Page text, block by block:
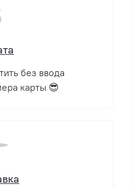
без ввода
карты 😎